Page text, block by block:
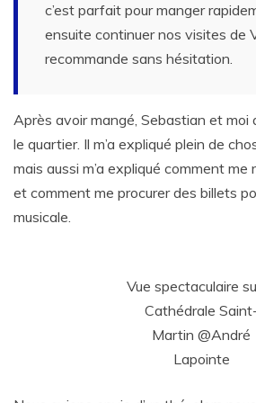
c’est parfait pour manger
ensuite continuer nos visites de
recommande sans hésitation.
Après avoir mangé, Sebastian et moi
le quartier. Il m’a expliqué plein de
mais aussi m’a expliqué comment
et comment me procurer des billets
musicale.
Vue spectaculaire
Cathédrale
Martin @André
Lapointe